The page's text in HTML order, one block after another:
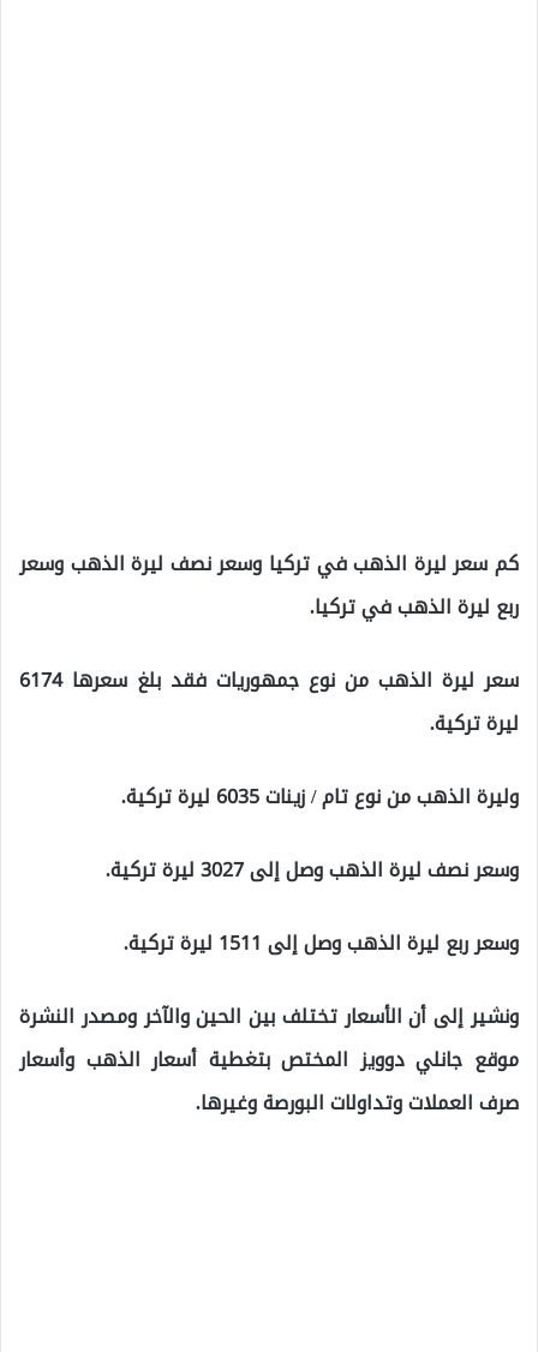
كم سعر ليرة الذهب في تركيا وسعر نصف ليرة الذهب وسعر
ربع ليرة الذهب في تركيا.
سعر ليرة الذهب من نوع جمهوريات فقد بلغ سعرها 6174
ليرة تركية.
وليرة الذهب من نوع تام / زينات 6035 ليرة تركية.
وسعر نصف ليرة الذهب وصل إلى 3027 ليرة تركية.
وسعر ربع ليرة الذهب وصل إلى 1511 ليرة تركية.
ونشير إلى أن الأسعار تختلف بين الحين والآخر ومصدر النشرة
موقع جانلي دوويز المختص بتغطية أسعار الذهب وأسعار
صرف العملات وتداولات البورصة وغيرها.